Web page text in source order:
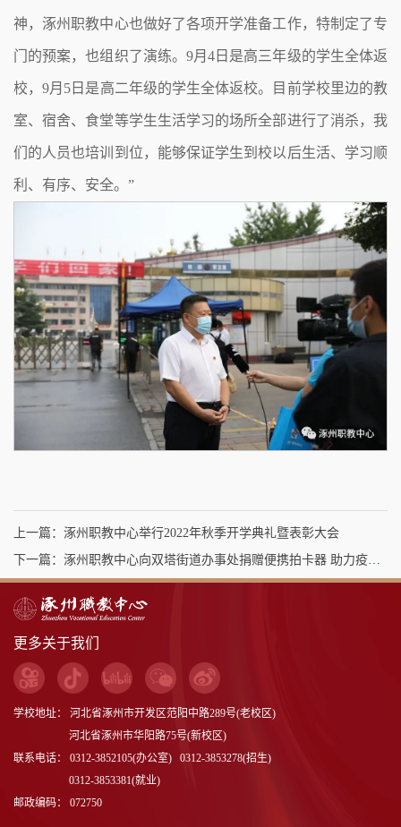
神，涿州职教中心也做好了各项开学准备工作，特制定了专
门的预案，也组织了演练。 9月4 日是高三年级的学生全体返
校，9月 5 日是高二年级的学生全体返校。目前学校里边的教
室、宿舍、食堂等学生生活学习的场所全部进行了消杀，我
们的人员也培训到位，能够保证学生到校以后生活、学习顺
利、有序、安全。”
上一篇：涿州职教中心举行2022年秋季开学典礼暨表彰大会
更多关于我们
学校地址： 河北省涿州市开发区范阳中路289号(老校区)
河北省涿州市华阳路75号(新校区)
联系电话： 0312-3852105(办公室) 0312-3853278(招生)
0312-3853381(就业)
邮政编码： 072750